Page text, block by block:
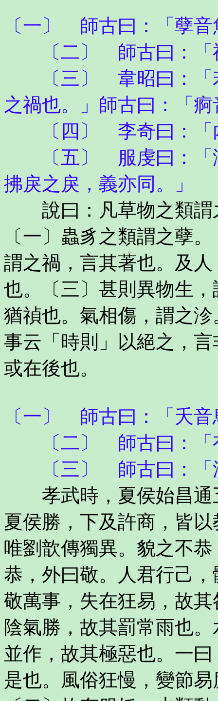
〔一〕 師古曰：「孽
〔二〕 師古曰：「
〔三〕 韋昭曰：「若
之禍也。」師古曰：「
〔四〕 李奇曰：「
〔五〕 服虔曰：「沴
拂戾之戾，義亦同。」
說曰：凡草物之類謂
〔一〕蟲豸之類謂之孽
謂之禍，言其著也。及
也。〔三〕甚則異物生
猶禎也。氣相傷，謂之
事云「時則」以絕之，
或在後也。
〔一〕 師古曰：「夭音
〔二〕 師古曰：「有
〔三〕 師古曰：「
孝武時，夏侯始昌通
夏侯勝，下及許商，皆
唯劉歆傳獨異。貌之不
恭，外曰敬。人君行己
敬萬事，失在狂易，故
陰氣勝，故其罰常雨也
並作，故其極惡也。一
是也。風俗狂慢，變節